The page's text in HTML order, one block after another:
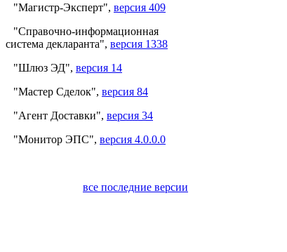
"Магистр-Эксперт", версия 409
"Справочно-информационная
система декларанта", версия 1338
"Шлюз ЭД", версия 14
"Мастер Сделок", версия 84
"Агент Доставки", версия 34
"Монитор ЭПС", версия 4.0.0.0
все последние версии